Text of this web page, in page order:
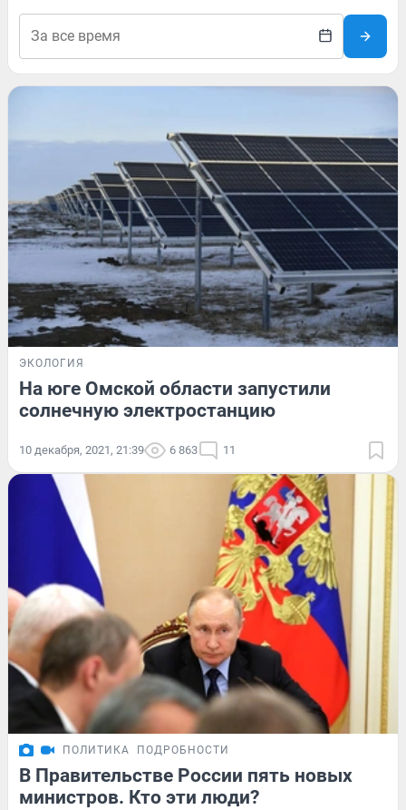
ЭКОЛОГИЯ
На юге Омской области запустили
солнечную электростанцию
10 декабря, 2021, 21:39 6 863 11
ПОЛИТИКА ПОДРОБНОСТИ
В Правительстве России пять новых
министров. Кто эти люди?